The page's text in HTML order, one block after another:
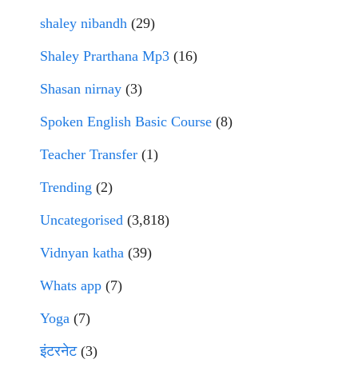
shaley nibandh (29)
Shaley Prarthana Mp3 (16)
Shasan nirnay (3)
Spoken English Basic Course (8)
Teacher Transfer (1)
Trending (2)
Uncategorised (3,818)
Vidnyan katha (39)
Whats app (7)
Yoga (7)
इंटरनेट(3)